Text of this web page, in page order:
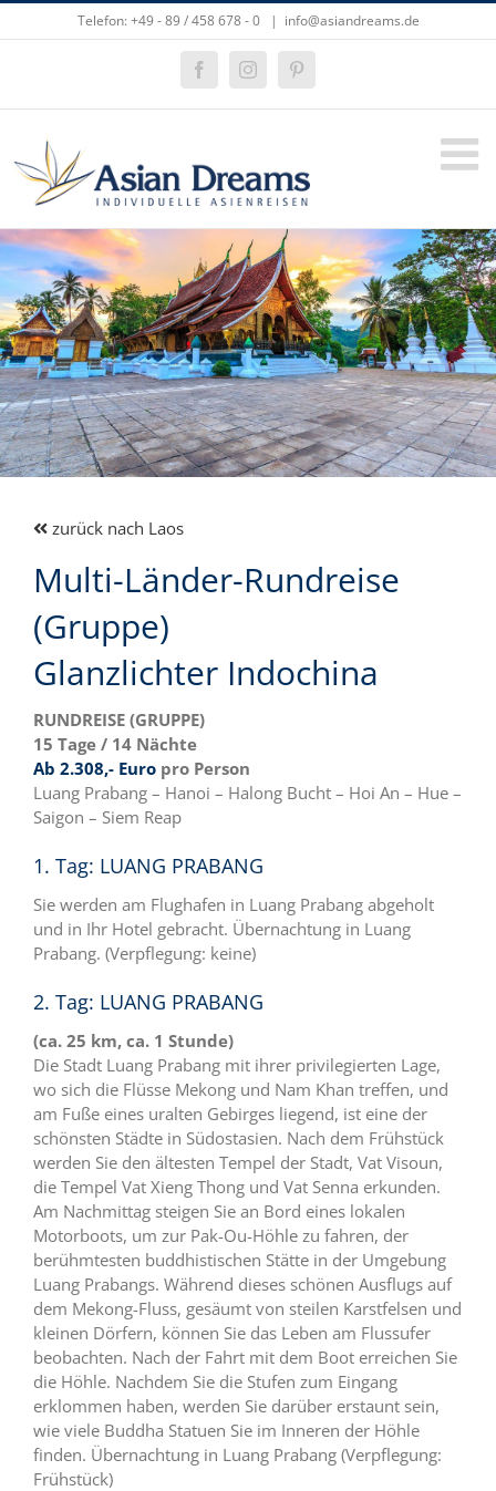
Inhalt
Telefon: +49 - 89 / 458 678 - 0 | info@asiandreams.de
FacebookInstagramPinterest
Zeige
grösseres
Bild
zurück nach Laos
Multi-Länder-Rundreise
(Gruppe)
Glanzlichter Indochina
RUNDREISE (GRUPPE)
15 Tage / 14 Nächte
Ab 2.308,- Euro pro Person
Luang Prabang – Hanoi – Halong Bucht – Hoi An – Hue –
Saigon – Siem Reap
1. Tag: LUANG PRABANG
Sie werden am Flughafen in Luang Prabang abgeholt
und in Ihr Hotel gebracht. Übernachtung in Luang
Prabang. (Verpflegung: keine)
2. Tag: LUANG PRABANG
(ca. 25 km, ca. 1 Stunde)
Die Stadt Luang Prabang mit ihrer privilegierten Lage,
wo sich die Flüsse Mekong und Nam Khan treffen, und
am Fuße eines uralten Gebirges liegend, ist eine der
schönsten Städte in Südostasien. Nach dem Frühstück
werden Sie den ältesten Tempel der Stadt, Vat Visoun,
die Tempel Vat Xieng Thong und Vat Senna erkunden.
Am Nachmittag steigen Sie an Bord eines lokalen
Motorboots, um zur Pak-Ou-Höhle zu fahren, der
berühmtesten buddhistischen Stätte in der Umgebung
Luang Prabangs. Während dieses schönen Ausflugs auf
dem Mekong-Fluss, gesäumt von steilen Karstfelsen und
kleinen Dörfern, können Sie das Leben am Flussufer
beobachten. Nach der Fahrt mit dem Boot erreichen Sie
die Höhle. Nachdem Sie die Stufen zum Eingang
erklommen haben, werden Sie darüber erstaunt sein,
wie viele Buddha Statuen Sie im Inneren der Höhle
finden. Übernachtung in Luang Prabang (Verpflegung:
Frühstück)